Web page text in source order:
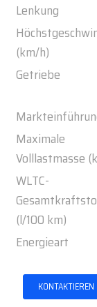
Lenkung
(km/h)
Getriebe
Maximale
Volllastmasse
WLTC-
(l/100 km)
Energieart